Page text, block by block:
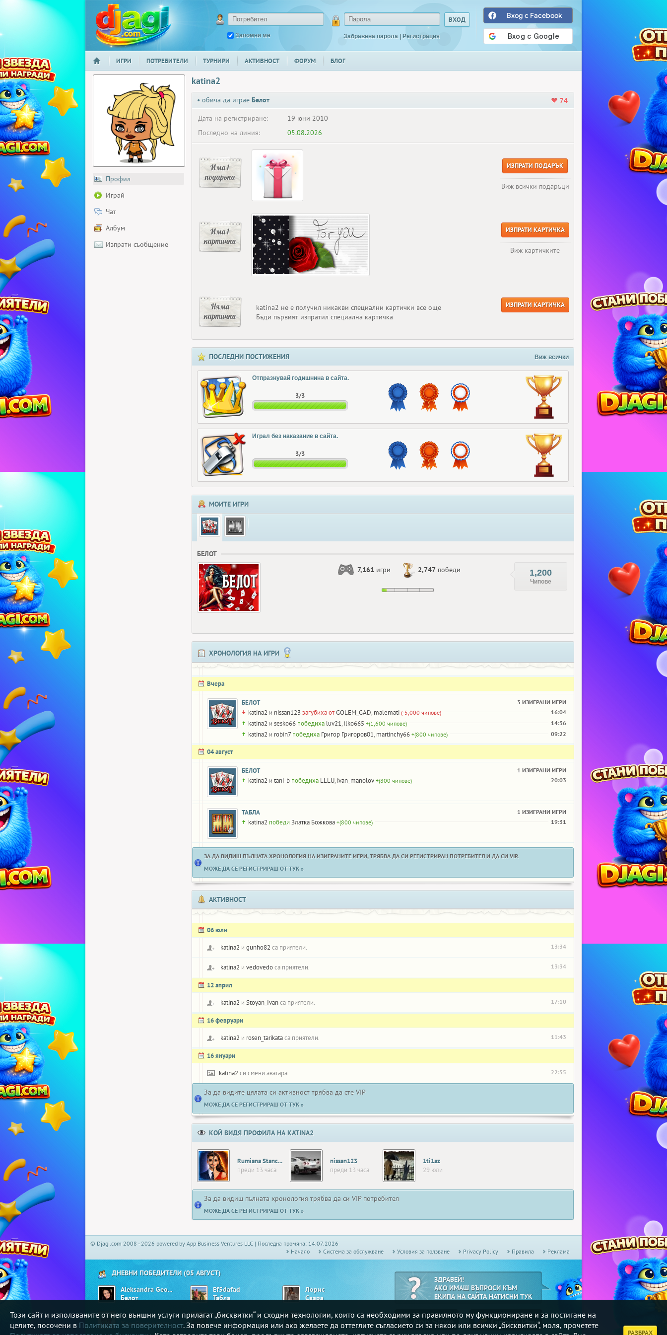
Запомни ме Забравена парола | Регистрация
Вход с Facebook
НАЧАЛО
ИГРИ ПОТРЕБИТЕЛИ ТУРНИРИ АКТИВНОСТ ФОРУМ БЛОГ
Профил
Играй
Чат
Албум
Изпрати съобщение
katina2
• обича да играе Белот
74
Дата на регистриране:
19 юни 2010
Последно на линия:
05.08.2026
Има 1
подаръка
ИЗПРАТИ ПОДАРЪК
Виж всички подаръци
Има 1
картички
ИЗПРАТИ КАРТИЧКА
Виж картичките
Няма
картички
katina2 не е получил никакви специални картички все още
Бъди първият изпратил специална картичка
ИЗПРАТИ КАРТИЧКА
ПОСЛЕДНИ ПОСТИЖЕНИЯ Виж всички
Отпразнувай годишнина в сайта.
3/3
Играл без наказание в сайта.
3/3
МОИТЕ ИГРИ
БЕЛОТ
7,161 игри 2,747 победи 1,200
Чипове
ХРОНОЛОГИЯ НА ИГРИ
Вчера
БЕЛОТ 3 ИЗИГРАНИ ИГРИ
katina2 и nissan123 загубиха отGOLEM_GAD, malemati (-5,000 чипове) 16:04
katina2 и sesko66 победиха luv21, ilko665 +(1,600 чипове) 14:36
katina2 и robin7 победиха Григор Григоров01, martinchy66 +(800 чипове) 09:22
04 август
БЕЛОТ 1 ИЗИГРАНИ ИГРИ
katina2 и tani-b победиха LLLU, ivan_manolov +(800 чипове) 20:03
ТАБЛА 1 ИЗИГРАНИ ИГРИ
katina2 победи Златка Божкова +(800 чипове) 19:31
ЗА ДА ВИДИШ ПЪЛНАТА ХРОНОЛОГИЯ НА ИЗИГРАНИТЕ ИГРИ, ТРЯБВА ДА СИ РЕГИСТРИРАН ПОТРЕБИТЕЛ И ДА СИ VIP.
МОЖЕ ДА СЕ РЕГИСТРИРАШ ОТ ТУК »
АКТИВНОСТ
06 юли
katina2 и gunho82 са приятели. 13:34
katina2 и vedovedoса приятели. 13:34
12 април
katina2 и Stoyan_Ivanса приятели. 17:10
16 февруари
katina2 и rosen_tarikataса приятели. 11:43
16 януари
katina2 си смени аватара 22:55
За да видите цялата си активност трябва да сте VIP
МОЖЕ ДА СЕ РЕГИСТРИРАШ ОТ ТУК »
КОЙ ВИДЯ ПРОФИЛА НА KATINA2
Rumiana Stanceva
преди 13 часа
nissan123
преди 13 часа
1ti1az
29 юли
За да видиш пълната хронология трябва да си VIP потребител
МОЖЕ ДА СЕ РЕГИСТРИРАШ ОТ ТУК »
Този сайт и използваните от него външни услуги прилагат „бисквитки“ и сходни технологии, които са необходими за правилното му функциониране и за постигане на
целите, посочени в Политиката за поверителност. За повече информация или ако желаете да оттеглите съгласието си за някои или всички „бисквитки“, моля, прочетете
РАЗБРАХ
© Djagi.com 2008 - 2026 powered by App Business Ventures LLC | Последна промяна: 14.07.2026
Начало
Системa за обслужване Условия за ползване Privacy Policy Правила Реклама
ДНЕВНИ ПОБЕДИТЕЛИ (05 АВГУСТ)
Aleksandra Georgieva01
Белот
Ef5dafad
Табла
Лорис
Свара
shusha
Хавайско парти
Villie
Шише
ulian83
Не се Сърди
ЗДРАВЕЙ!
АКО ИМАШ ВЪПРОСИ КЪМ
ЕКИПА НА САЙТА НАТИСНИ ТУК